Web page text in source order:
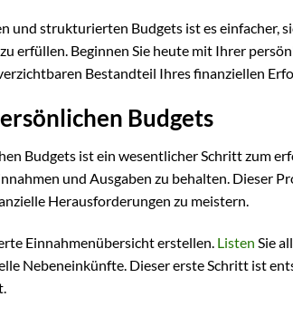
und strukturierten Budgets ist es einfacher,
erfüllen. Beginnen Sie heute mit Ihrer
Bestandteil Ihres finanziellen
Budgets
Budgets ist ein wesentlicher Schritt zum
und Ausgaben zu behalten. Dieser
Herausforderungen zu meistern.
Einnahmenübersicht erstellen. Listen Sie
Nebeneinkünfte. Dieser erste Schritt ist